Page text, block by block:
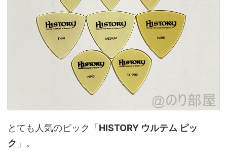
とても人気のピック「HISTORY ウルテム ピッ
ク 」。